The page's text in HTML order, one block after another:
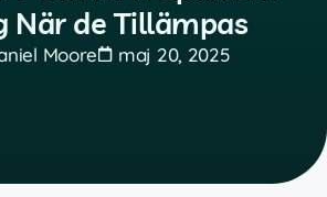
När de Tillämpas
Moore maj 20, 2025